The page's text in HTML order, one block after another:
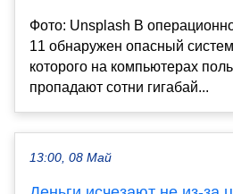
Фото: Unsplash В
11 обнаружен опасный
которого на компьютерах
пропадают сотни гигабай...
13:00, 08 Май